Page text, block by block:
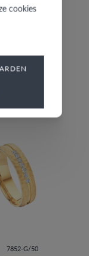
7852-G/50
cookies